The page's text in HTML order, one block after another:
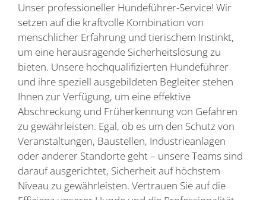
Unser professioneller Hundeführer-Service! Wir
setzen auf die kraftvolle Kombination von
menschlicher Erfahrung und tierischem Instinkt,
um eine herausragende Sicherheitslösung zu
bieten. Unsere hochqualifizierten Hundeführer
und ihre speziell ausgebildeten Begleiter stehen
Ihnen zur Verfügung, um eine effektive
Abschreckung und Früherkennung von Gefahren
zu gewährleisten. Egal, ob es um den Schutz von
Veranstaltungen, Baustellen, Industrieanlagen
oder anderer Standorte geht – unsere Teams sind
darauf ausgerichtet, Sicherheit auf höchstem
Niveau zu gewährleisten. Vertrauen Sie auf die